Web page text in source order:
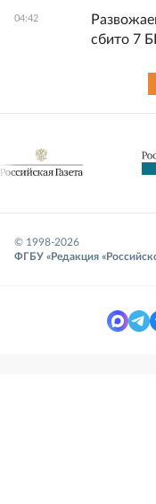
04:42
сбито 7
© 1998-2026
ФГБУ «Редакция